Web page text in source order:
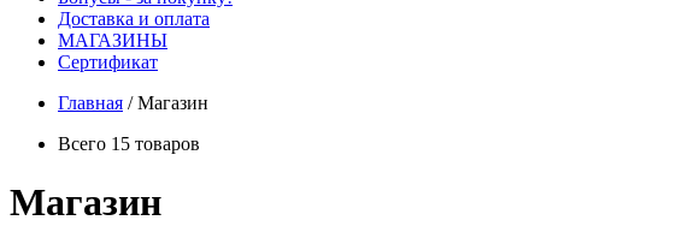
Доставка и оплата
МАГАЗИНЫ
Cертификат
Главная /Магазин
Всего 15 товаров
Магазин